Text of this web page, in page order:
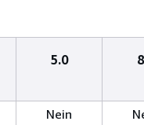
5.0
Nein